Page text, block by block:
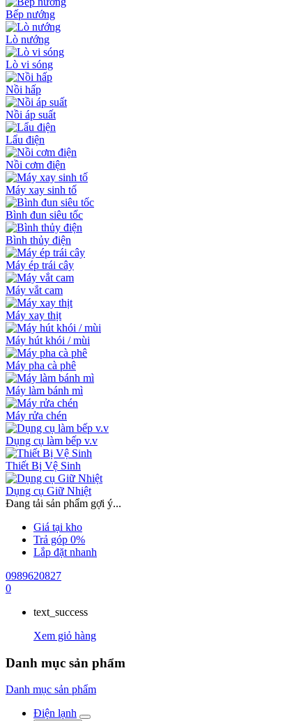
Bếp nướng
Lò nướng
Lò vi sóng
Nồi hấp
Nồi áp suất
Lẩu điện
Nồi cơm điện
Máy xay sinh tố
Bình đun siêu tốc
Bình thủy điện
Máy ép trái cây
Máy vắt cam
Máy xay thịt
Máy hút khói / mùi
Máy pha cà phê
Máy làm bánh mì
Máy rửa chén
Dụng cụ làm bếp v.v
Thiết Bị Vệ Sinh
Dụng cụ Giữ Nhiệt
Đang tải sản phẩm gợi ý...
Giá tại kho
Trả góp 0%
Lắp đặt nhanh
0989620827
0
text_success
Xem giỏ hàng
Danh mục sản phẩm
Danh mục sản phẩm
Điện lạnh